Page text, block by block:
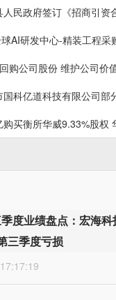
AI研发中心-精装工程采
购公司股份 维护公司价
科亿道科技有限公司部
度业绩盘点：宏海科
三季度亏损